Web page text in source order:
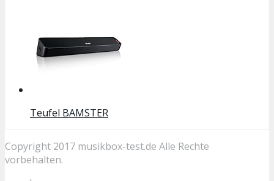
Teufel BAMSTER
Copyright 2017 musikbox-test.de Alle Rechte
vorbehalten.